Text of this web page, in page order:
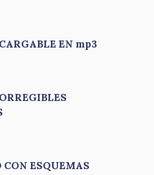
EN mp3
CON ESQUEMAS